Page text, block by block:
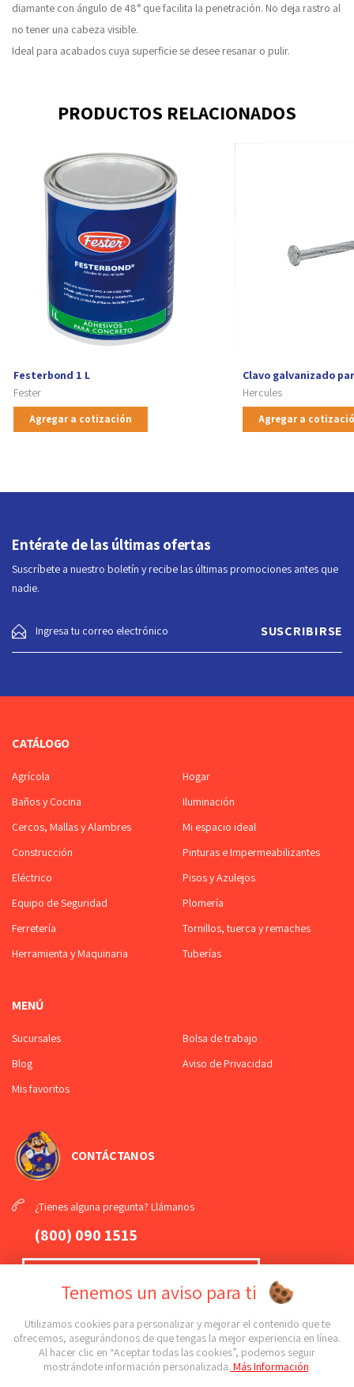
diamante con ángulo de 48° que facilita la penetración. No deja rastro al
no tener una cabeza visible.
Ideal para acabados cuya superficie se desee resanar o pulir.
PRODUCTOS RELACIONADOS
Festerbond 1 L
Fester
Agregar a cotización
Clavo galvanizado
Hercules
Agregar a
Entérate de las últimas ofertas
Suscríbete a nuestro boletín y recibe las últimas promociones antes que
nadie.
CATÁLOGO
Agrícola
Baños y Cocina
Cercos, Mallas y Alambres
Construcción
Eléctrico
Equipo de Seguridad
Ferretería
Herramienta y Maquinaria
Hogar
Iluminación
Mi espacio ideal
Pinturas e Impermeabilizantes
Pisos y Azulejos
Plomería
Tornillos, tuerca y remaches
Tuberías
MENÚ
Sucursales
Blog
Mis favoritos
Bolsa de trabajo
Aviso de Privacidad
CONTÁCTANOS
¿Tienes alguna pregunta? Llámanos
(800) 090 1515
(789) 108 61 81
¡Conoce todas nuestras sucursales!
Tenemos un aviso para ti
Utilizamos cookies para personalizar y mejorar el contenido que te
ofrecemos, asegurándonos de que tengas la mejor experiencia en línea.
Al hacer clic en “Aceptar todas las cookies”, podemos seguir
mostrándote información personalizada. Más Información.